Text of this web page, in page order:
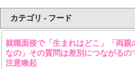
カテゴリ - フード
就職面接で「生まれはどこ」「両親
なの」その質問は差別につながるの
注意喚起